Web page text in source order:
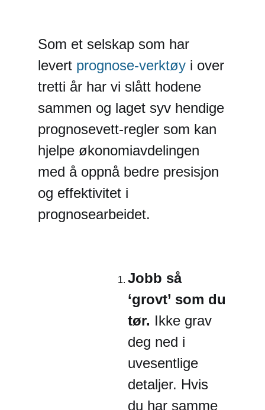
Som et selskap som har
levert prognose-verktøy i over
tretti år har vi slått hodene
sammen og laget syv hendige
prognosevett-regler som kan
hjelpe økonomiavdelingen
med å oppnå bedre presisjon
og effektivitet i
prognosearbeidet.
Jobb så
‘grovt’ som du
tør. Ikke grav
deg ned i
uvesentlige
detaljer. Hvis
du har samme